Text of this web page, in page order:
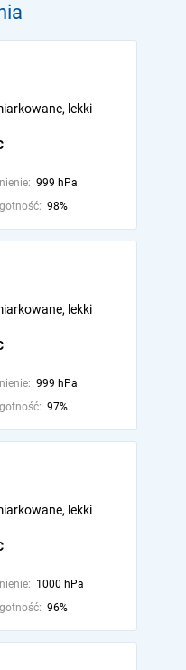
lekki
999 hPa
98%
lekki
999 hPa
97%
lekki
1000 hPa
96%